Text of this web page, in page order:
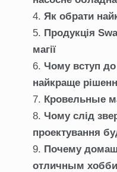
Як обрати
Продукція
магії
Чому вступ
найкраще
Кровельные
Чому слід
проектування
Почему
отличным хобби